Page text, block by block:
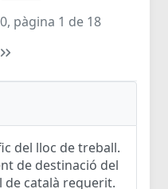
pàgina 1 de 18
del lloc de treball.
de destinació del
de català requerit.